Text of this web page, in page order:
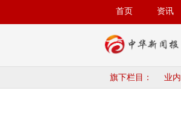
首页 资讯
旗下栏目： 业内